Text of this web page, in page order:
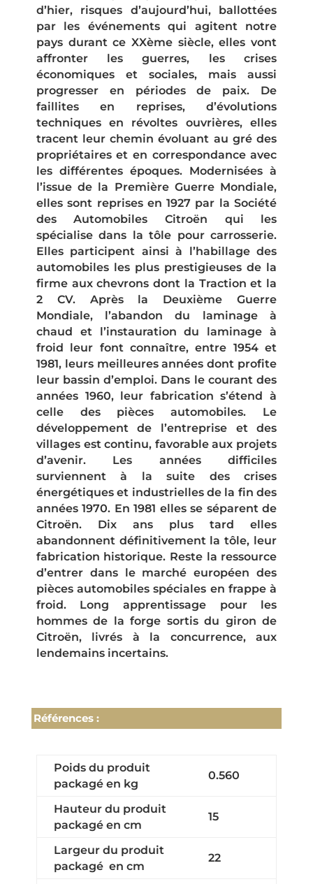
d’hier, risques d’aujourd’hui, ballottées
par les événements qui agitent notre
pays durant ce XXème siècle, elles vont
affronter les guerres, les crises
économiques et sociales, mais aussi
progresser en périodes de paix. De
faillites en reprises, d’évolutions
techniques en révoltes ouvrières, elles
tracent leur chemin évoluant au gré des
propriétaires et en correspondance avec
les différentes époques. Modernisées à
l’issue de la Première Guerre Mondiale,
elles sont reprises en 1927 par la Société
des Automobiles Citroën qui les
spécialise dans la tôle pour carrosserie.
Elles participent ainsi à l’habillage des
automobiles les plus prestigieuses de la
firme aux chevrons dont la Traction et la
2 CV. Après la Deuxième Guerre
Mondiale, l’abandon du laminage à
chaud et l’instauration du laminage à
froid leur font connaître, entre 1954 et
1981, leurs meilleures années dont profite
leur bassin d’emploi. Dans le courant des
années 1960, leur fabrication s’étend à
celle des pièces automobiles. Le
développement de l’entreprise et des
villages est continu, favorable aux projets
d’avenir. Les années difficiles
surviennent à la suite des crises
énergétiques et industrielles de la fin des
années 1970. En 1981 elles se séparent de
Citroën. Dix ans plus tard elles
abandonnent définitivement la tôle, leur
fabrication historique. Reste la ressource
d’entrer dans le marché européen des
pièces automobiles spéciales en frappe à
froid. Long apprentissage pour les
hommes de la forge sortis du giron de
Citroën, livrés à la concurrence, aux
lendemains incertains.
Références :
Poids du produit
packagé en kg
0.560
Hauteur du produit
packagé en cm
15
Largeur du produit
packagé en cm
22